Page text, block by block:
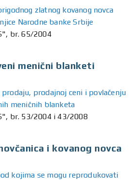
zlatnog kovanog novca
Narodne banke Srbije
br. 65/2004
menični blanketi
prodajnoj ceni i povlačenju
meničnih blanketa
br. 53/2004 i 43/2008
i kovanog novca
kojima se mogu reprodukovati